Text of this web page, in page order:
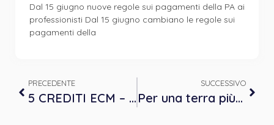
Dal 15 giugno nuove regole sui pagamenti della PA ai
professionisti Dal 15 giugno cambiano le regole sui
pagamenti della
PRECEDENTE
5 CREDITI ECM – LO PSICOLOGO DELLE CURE PRIMARIE: LE PAROLE DELL’ESPERIENZA PRATICA – 11 aprile
SUCCESSIVO
Per una terra più sensibilmente umana e per il nostro pianeta più sensibilmente sostenuto. Buona Pasqua da OPP